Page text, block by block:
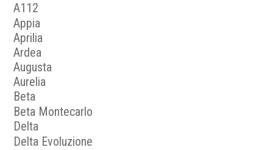
A112
Appia
Aprilia
Ardea
Augusta
Aurelia
Beta
Beta Montecarlo
Delta
Delta Evoluzione